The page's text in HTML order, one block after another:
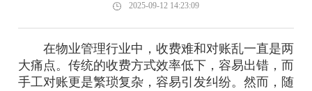
2025-09-12 14:23:09
在物业管理行业中，收费难和对账乱一直是两
大痛点。传统的收费方式效率低下，容易出错，而
手工对账更是繁琐复杂，容易引发纠纷。然而，随